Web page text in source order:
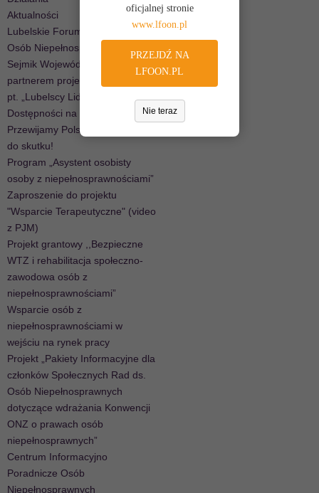
Aktualności
Lubelskie Forum Organizacji
Osób Niepełnosprawnych –
Sejmik Wojewódzki jest
partnerem projektu sektorowego
pt. „Lubelscy Liderzy
Dostępności na START”.
Przewijamy Polskę – od 5 maja
do skutku!
Program „Asystent osobisty
osoby z niepełnosprawnościami”
Zaproszenie do projektu
"Wsparcie Terapeutyczne" (video
z PJM)
Projekt grantowy ,,Bezpieczne
WTZ i rehabilitacja społeczno-
zawodowa osób z
niepełnosprawnościami”
Wsparcie osób z
niepełnosprawnościami w
wejściu na rynek pracy
Projekt „Pakiety Informacyjne dla
członków Społecznych Rad ds.
Osób Niepełnosprawnych
dotyczące wdrażania Konwencji
ONZ o prawach osób
niepełnosprawnych”
Centrum Informacyjno
Poradnicze Osób
Niepełnosprawnych
oficjalnej stronie
www.lfoon.pl
PRZEJDŹ NA
LFOON.PL
Nie teraz